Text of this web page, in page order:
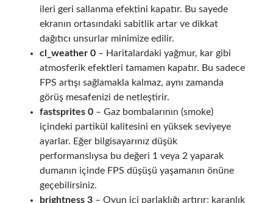
ileri geri sallanma efektini kapatır. Bu sayede
ekranın ortasındaki sabitlik artar ve dikkat
dağıtıcı unsurlar minimize edilir.
cl_weather 0– Haritalardaki yağmur, kar gibi
atmosferik efektleri tamamen kapatır. Bu sadece
FPS artışı sağlamakla kalmaz, aynı zamanda
görüş mesafenizi de netleştirir.
fastsprites 0– Gaz bombalarının (smoke)
içindeki partikül kalitesini en yüksek seviyeye
ayarlar. Eğer bilgisayarınız düşük
performanslıysa bu değeri 1 veya 2 yaparak
dumanın içinde FPS düşüşü yaşamanın önüne
geçebilirsiniz.
brightness 3– Oyun içi parlaklığı artırır; karanlık